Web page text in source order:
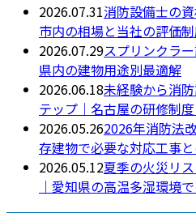
2026.07.31消防設備士の
市内の相場と当社の評価
2026.07.29スプリンクラ
県内の建物用途別最適解
2026.06.18未経験から消
テップ｜名古屋の研修制
2026.05.262026年消防法
存建物で必要な対応工事
2026.05.12夏季の火災リ
｜愛知県の高温多湿環境